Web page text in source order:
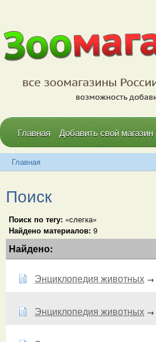
Главная Добавить свой магазин
Главная
Поиск
Поиск по тегу: «слегка»
Найдено материалов: 9
Найдено:
Энциклопедия животных →
Энциклопедия животных →